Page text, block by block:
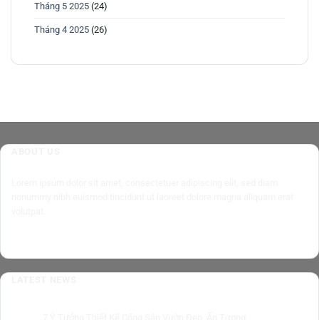
Tháng 5 2025 (24)
Tháng 4 2025 (26)